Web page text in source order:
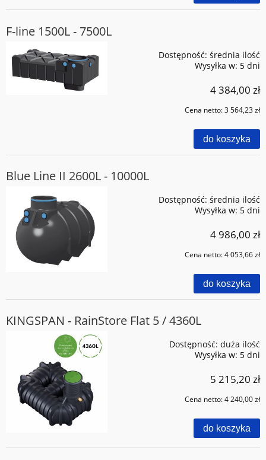
F-line 1500L - 7500L
Dostępność: średnia ilość
Wysyłka w: 5 dni
4 384,00 zł
Cena netto:3 564,23 zł
do koszyka
Blue Line II 2600L - 10000L
Dostępność: średnia ilość
Wysyłka w: 5 dni
4 986,00 zł
Cena netto:4 053,66 zł
do koszyka
KINGSPAN - RainStore Flat 5 / 4360L
Dostępność: duża ilość
Wysyłka w: 5 dni
5 215,20 zł
Cena netto:4 240,00 zł
do koszyka